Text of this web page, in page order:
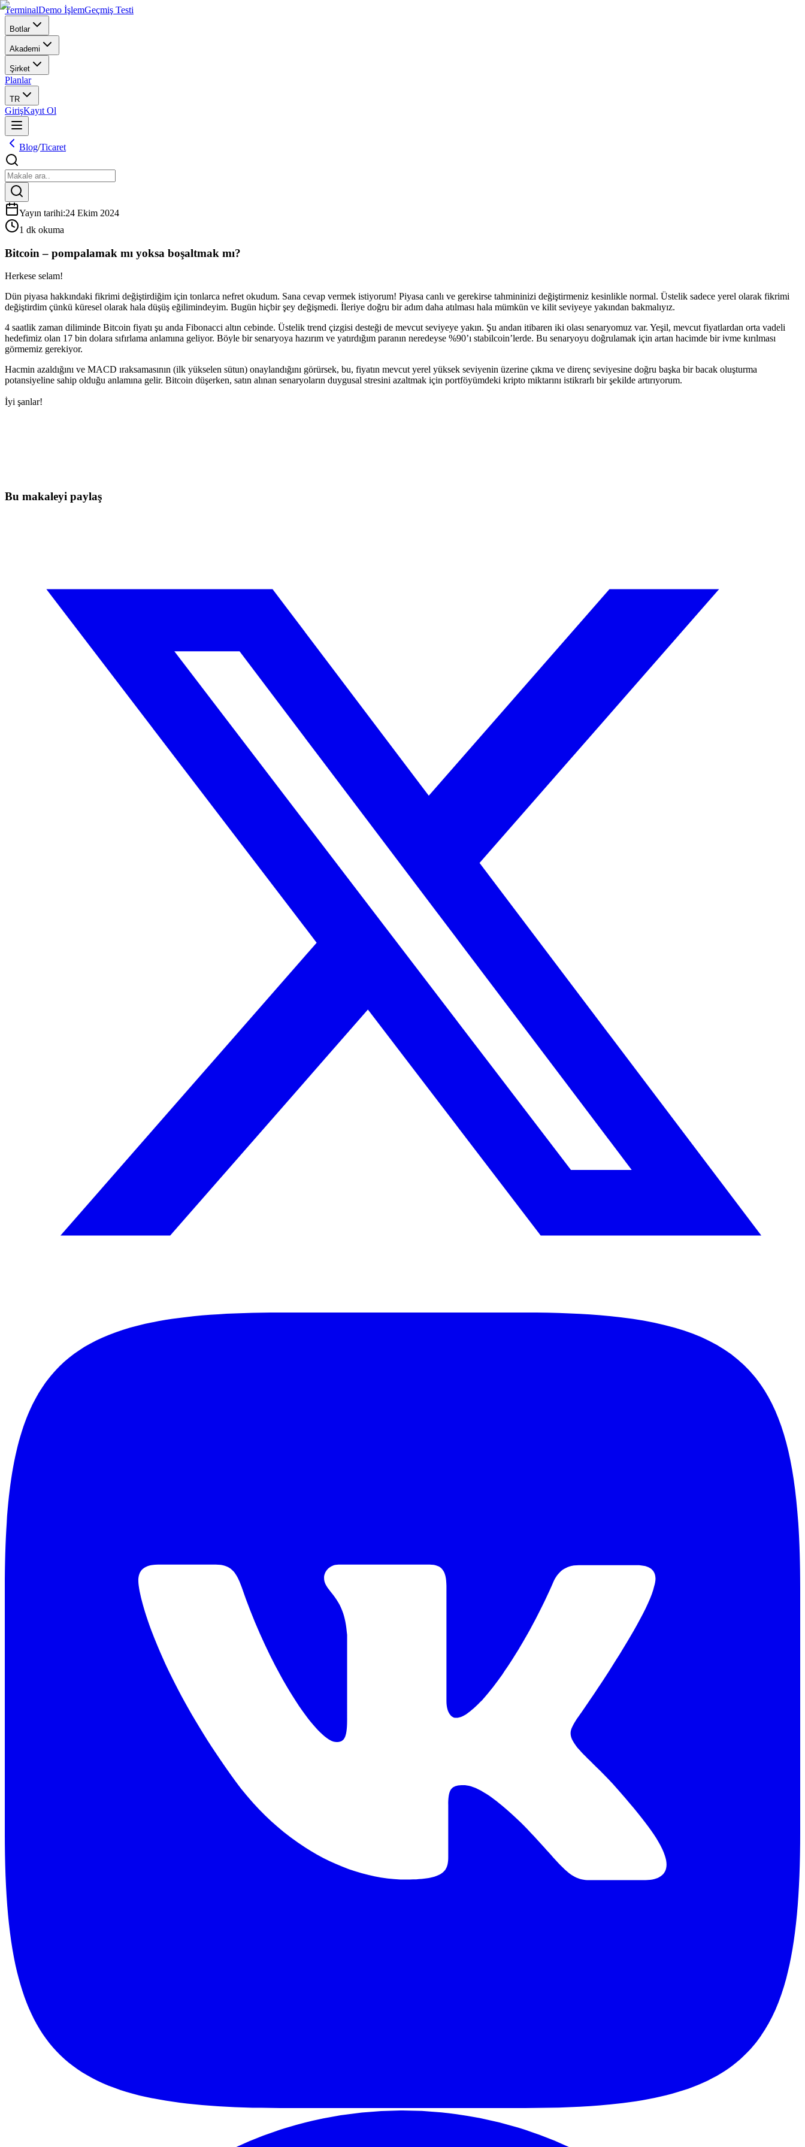
TerminalDemo İşlemGeçmiş Testi
Botlar
Akademi
Şirket
Planlar
TR
GirişKayıt Ol
Blog/Ticaret
Yayın tarihi:24 Ekim 2024
1 dk okuma
Bitcoin – pompalamak mı yoksa boşaltmak mı?
Herkese selam!
Dün piyasa hakkındaki fikrimi değiştirdiğim için tonlarca nefret okudum. Sana cevap vermek istiyorum! Piyasa canlı ve gerekirse tahmininizi değiştirmeniz kesinlikle normal. Üstelik sadece yerel olarak fikrimi
değiştirdim çünkü küresel olarak hala düşüş eğilimindeyim. Bugün hiçbir şey değişmedi. İleriye doğru bir adım daha atılması hala mümkün ve kilit seviyeye yakından bakmalıyız.
4 saatlik zaman diliminde Bitcoin fiyatı şu anda Fibonacci altın cebinde. Üstelik trend çizgisi desteği de mevcut seviyeye yakın. Şu andan itibaren iki olası senaryomuz var. Yeşil, mevcut fiyatlardan orta vadeli
hedefimiz olan 17 bin dolara sıfırlama anlamına geliyor. Böyle bir senaryoya hazırım ve yatırdığım paranın neredeyse %90’ı stabilcoin’lerde. Bu senaryoyu doğrulamak için artan hacimde bir ivme kırılması
görmemiz gerekiyor.
Hacmin azaldığını ve MACD ıraksamasının (ilk yükselen sütun) onaylandığını görürsek, bu, fiyatın mevcut yerel yüksek seviyenin üzerine çıkma ve direnç seviyesine doğru başka bir bacak oluşturma
potansiyeline sahip olduğu anlamına gelir. Bitcoin düşerken, satın alınan senaryoların duygusal stresini azaltmak için portföyümdeki kripto miktarını istikrarlı bir şekilde artırıyorum.
İyi şanlar!
Bu makaleyi paylaş